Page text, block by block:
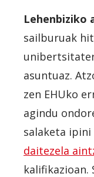
Lehenbiziko
sailburuak
asuntuaz.
zen EHUko
agindu
salaketa
daitezela